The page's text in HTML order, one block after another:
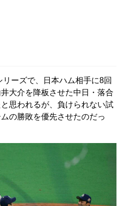
ーズで、日本ハム相手に8回
大介を降板させた中日・落合
思われるが、負けられない試
の勝敗を優先させたのだっ